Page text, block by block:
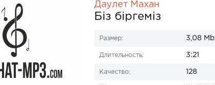
Даулет Махан
Біз біргеміз
Размер: 3,08 Mb
Длительность: 3:21
Качество: 128